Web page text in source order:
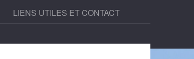
LIENS UTILES ET CONTACT